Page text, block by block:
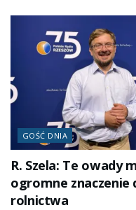
GOŚĆ DNIA
R. Szela: Te owady
ogromne znaczenie
rolnictwa